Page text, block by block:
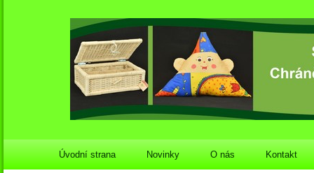
Úvodní strana Novinky O nás Kontakt